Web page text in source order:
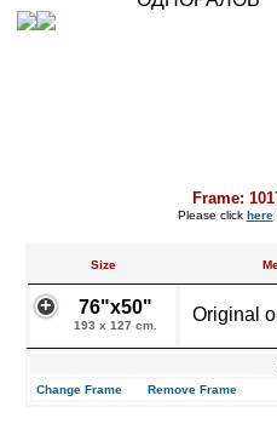
Frame:
Please click here
Size
76"x50"
193 x 127 cm.
Original
Change Frame
Remove Frame